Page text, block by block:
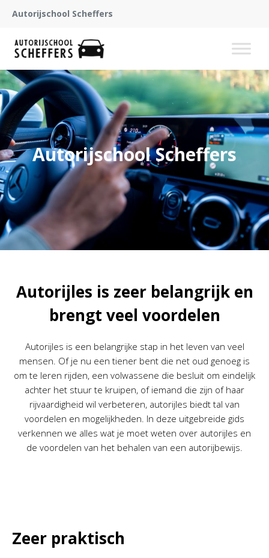
Autorijschool Scheffers
Autorijschool Scheffers
Autorijles is zeer belangrijk en
brengt veel voordelen
Autorijles is een belangrijke stap in het leven van veel
mensen. Of je nu een tiener bent die net oud genoeg is
om te leren rijden, een volwassene die besluit om eindelijk
achter het stuur te kruipen, of iemand die zijn of haar
rijvaardigheid wil verbeteren, autorijles biedt tal van
voordelen en mogelijkheden. In deze uitgebreide gids
verkennen we alles wat je moet weten over autorijles en
de voordelen van het behalen van een autorijbewijs.
Zeer praktisch